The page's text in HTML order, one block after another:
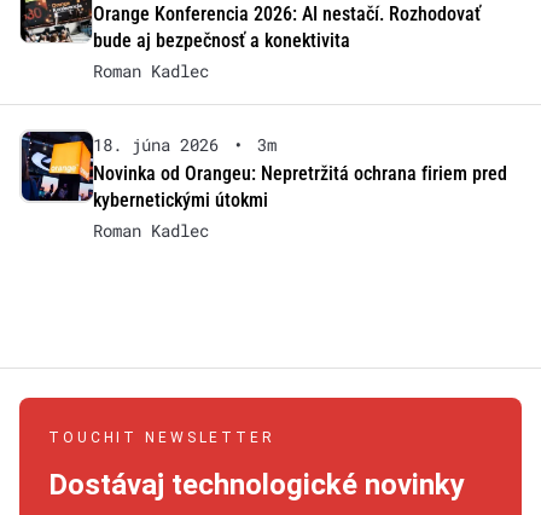
Orange Konferencia 2026: AI nestačí. Rozhodovať
bude aj bezpečnosť a konektivita
Roman Kadlec
18. júna 2026 •
3m
Novinka od Orangeu: Nepretržitá ochrana firiem pred
kybernetickými útokmi
Roman Kadlec
TOUCHIT NEWSLETTER
Dostávaj technologické novinky